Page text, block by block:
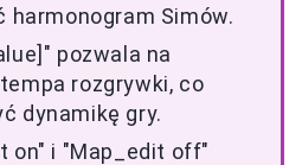
harmonogram Simów.
pozwala na
rozgrywki, co
dynamikę gry.
on" i "Map_edit off"